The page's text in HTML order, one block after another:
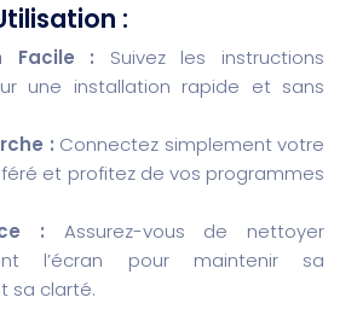
:
Facile : Suivez les instructions
une installation rapide et sans
: Connectez simplement votre
et profitez de vos programmes
: Assurez-vous de nettoyer
l’écran pour maintenir sa
sa clarté.